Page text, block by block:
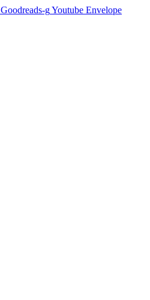
Goodreads-gYoutube Envelope